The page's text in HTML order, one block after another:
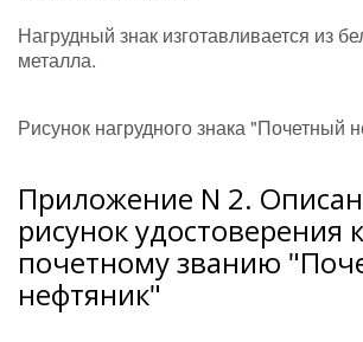
Нагрудный знак изготавливается из
металла.
Рисунок нагрудного знака "Почетный
Приложение N 2.
рисунок удостоверения к
почетному званию
нефтяник"